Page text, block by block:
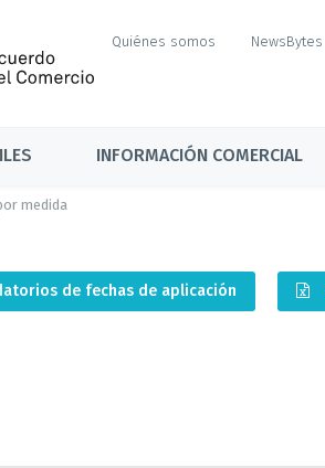
Quiénes somos NewsBytes
INFORMACIÓN COMERCIAL
medida
de fechas de aplicación